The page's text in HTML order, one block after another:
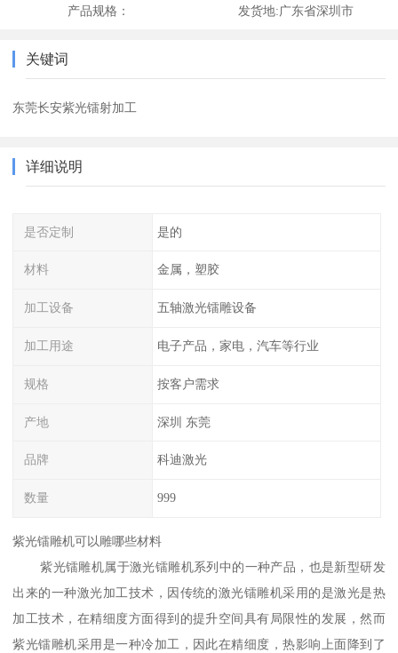
产品规格： 发货地:广东省深圳市
关键词
东莞长安紫光镭射加工
详细说明
是否定制 是的
材料 金属，塑胶
加工设备 五轴激光镭雕设备
加工用途 电子产品，家电，汽车等行业
规格 按客户需求
产地 深圳 东莞
品牌 科迪激光
数量 999
紫光镭雕机可以雕哪些材料
紫光镭雕机属于激光镭雕机系列中的一种产品，也是新型研发
出来的一种激光加工技术，因传统的激光镭雕机采用的是激光是热
加工技术，在精细度方面得到的提升空间具有局限性的发展，然而
紫光镭雕机采用是一种冷加工，因此在精细度，热影响上面降到了